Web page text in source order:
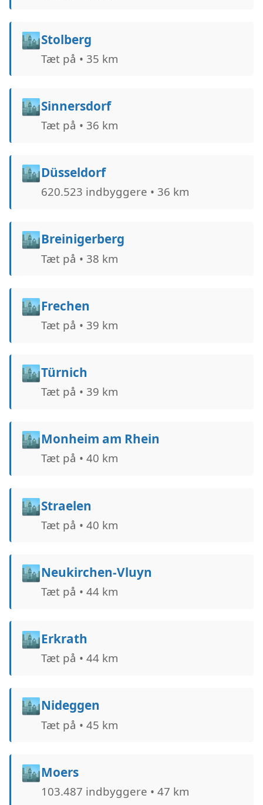
🏙️Stolberg
Tæt på • 35 km
🏙️Sinnersdorf
Tæt på • 36 km
🏙️Düsseldorf
620.523 indbyggere • 36 km
🏙️Breinigerberg
Tæt på • 38 km
🏙️Frechen
Tæt på • 39 km
🏙️Türnich
Tæt på • 39 km
🏙️Monheim am Rhein
Tæt på • 40 km
🏙️Straelen
Tæt på • 40 km
🏙️Neukirchen-Vluyn
Tæt på • 44 km
🏙️Erkrath
Tæt på • 44 km
🏙️Nideggen
Tæt på • 45 km
🏙️Moers
103.487 indbyggere • 47 km